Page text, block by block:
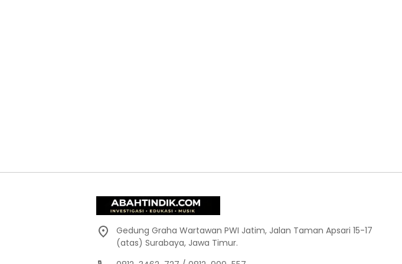
Gedung Graha Wartawan PWI Jatim, Jalan Taman Apsari 15-17
(atas) Surabaya, Jawa Timur.